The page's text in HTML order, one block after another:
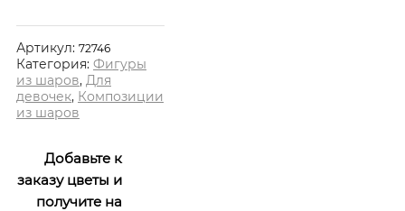
Артикул: 72746
Категория: Фигуры
из шаров, Для
девочек, Композиции
из шаров
Добавьте к
заказу цветы и
получите на